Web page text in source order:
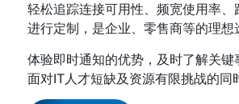
轻松追踪连接可用性、频宽使用率
进行定制，是企业、零售商等的理想
体验即时通知的优势，及时了解关
面对IT人才短缺及资源有限挑战的同